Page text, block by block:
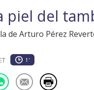
piel del
de Arturo Pérez
1'